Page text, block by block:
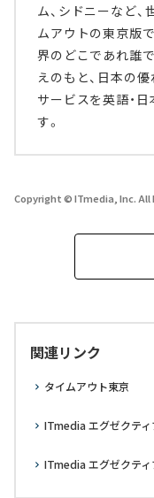
ム、シドニーなど
ムアウトの東京版
界のどこであれ誰
えのもと、日本の優
サービスを英語・
す。
Copyright © ITmedia, Inc. All
関連リンク
タイムアウト東京
ITmedia エグゼクティ
ITmedia エグゼクテ